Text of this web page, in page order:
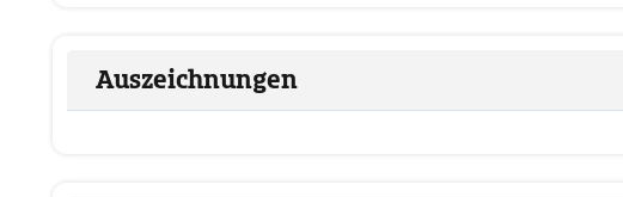
Auszeichnungen